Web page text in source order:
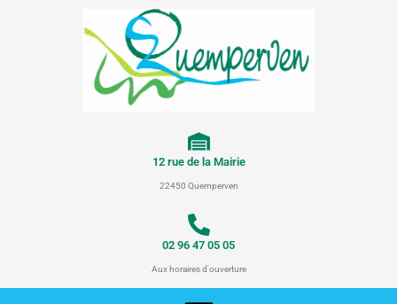
12 rue de la Mairie
22450 Quemperven
02 96 47 05 05
Aux horaires d'ouverture